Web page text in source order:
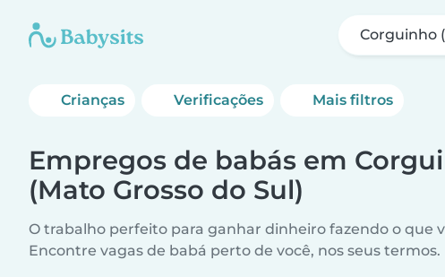
Corguinho
Crianças Verificações Mais filtros
Empregos de babás em
(Mato Grosso do Sul)
O trabalho perfeito para ganhar dinheiro fazendo o que
Encontre vagas de babá perto de você, nos seus termos.